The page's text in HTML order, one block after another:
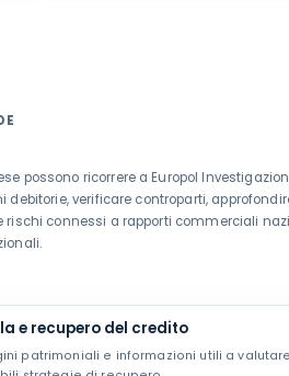
possono ricorrere a Europol
debitorie, verificare controparti,
rischi connessi a rapporti commerciali
e recupero del credito
patrimoniali e informazioni utili a